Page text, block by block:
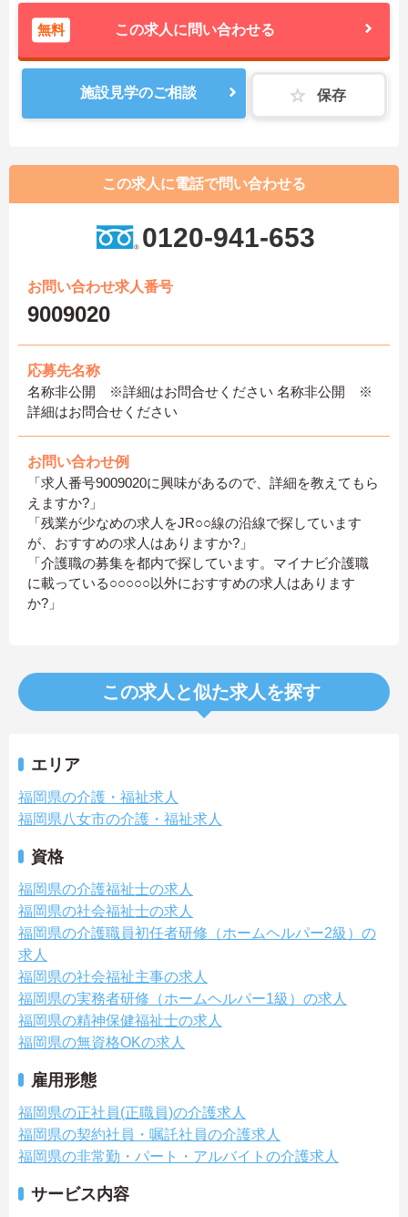
無料 この求人に問い合わせる
施設見学のご相談 保存
この求人に電話で問い合わせる
0120-941-653
お問い合わせ求人番号
9009020
応募先名称
名称非公開 ※詳細はお問合せください 名称非公開 ※
詳細はお問合せください
お問い合わせ例
「求人番号9009020に興味があるので、詳細を教えてもら
えますか?」
「残業が少なめの求人をJR○○線の沿線で探しています
が、おすすめの求人はありますか?」
「介護職の募集を都内で探しています。マイナビ介護職
に載っている○○○○○以外におすすめの求人はあります
か?」
この求人と似た求人を探す
エリア
福岡県の介護・福祉求人
福岡県八女市の介護・福祉求人
資格
福岡県の介護福祉士の求人
福岡県の社会福祉士の求人
福岡県の介護職員初任者研修（ホームヘルパー2級）の
求人
福岡県の社会福祉主事の求人
福岡県の実務者研修（ホームヘルパー1級）の求人
福岡県の精神保健福祉士の求人
福岡県の無資格OKの求人
雇用形態
福岡県の正社員(正職員)の介護求人
福岡県の契約社員・嘱託社員の介護求人
福岡県の非常勤・パート・アルバイトの介護求人
サービス内容